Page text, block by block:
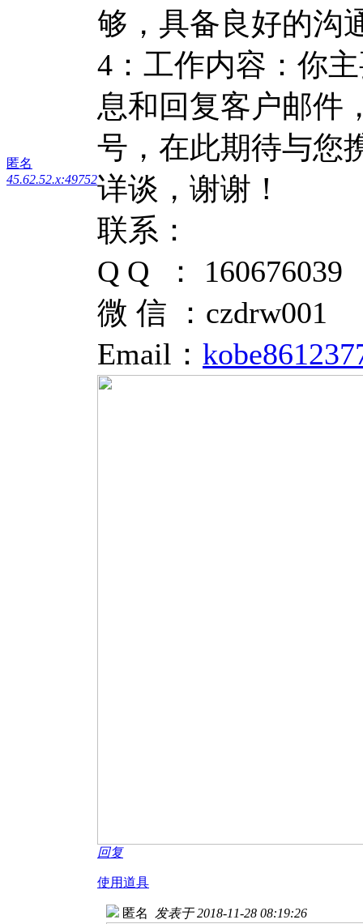
匿名
45.62.52.x:49752
够，具备良好的沟
4：工作内容：你
息和回复客户邮件
号，在此期待与您
详谈，谢谢！
联系：
Q Q ： 160676039
微 信 ：czdrw001
Email：
回复
使用道具
匿名 发表于 2018-11-28 08:19:26